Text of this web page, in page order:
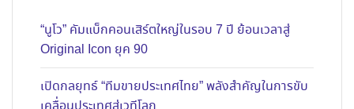
“นูโว” คัมแบ็กคอนเสิร์ตใหญ่ในรอบ 7 ปี ย้อนเวลาสู่
Original Icon ยุค 90
เปิดกลยุทธ์ “ทีมขายประเทศไทย” พลังสำคัญในการขับ